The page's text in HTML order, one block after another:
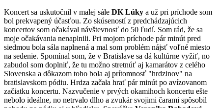
Koncert sa uskutočnil v malej sále DK Lúky a už pri príchode som
bol prekvapený účasťou. Zo skúseností z predchádzajúcich
koncertov som očakával návštevnosť do 50 ľudí. Som rád, že sa
moje očakávania nenaplnili. Pri mojom príchode pár minút pred
siedmou bola sála naplnená a mal som problém nájsť voľné miesto
na sedenie. Spomínal som, že v Bratislave sa dá kultúrne vyžiť, no
zabudol som doplniť, že tu možno stretnúť aj kamarátov z celého
Slovenska a dôkazom toho bola aj prítomnosť "hrdzinov" na
bratislavskom pódiu. Hrdza začala hrať pár minút po avízovanom
začiatku koncertu. Nazvučenie v prvých okamihoch koncertu ešte
nebolo ideálne, no netrvalo dlho a zvukár svojimi čarami spôsobil